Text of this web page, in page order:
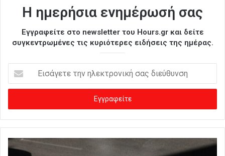
Η ημερήσια ενημέρωσή σας
Εγγραφείτε στο newsletter του Hours.gr και δείτε
συγκεντρωμένες τις κυριότερες ειδήσεις της ημέρας.
σ
γ
ε
ε